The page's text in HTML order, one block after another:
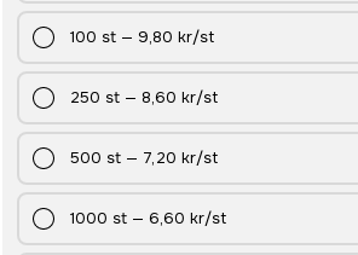
100 st — 9,80 kr/st
250 st — 8,60 kr/st
500 st — 7,20 kr/st
1000 st — 6,60 kr/st